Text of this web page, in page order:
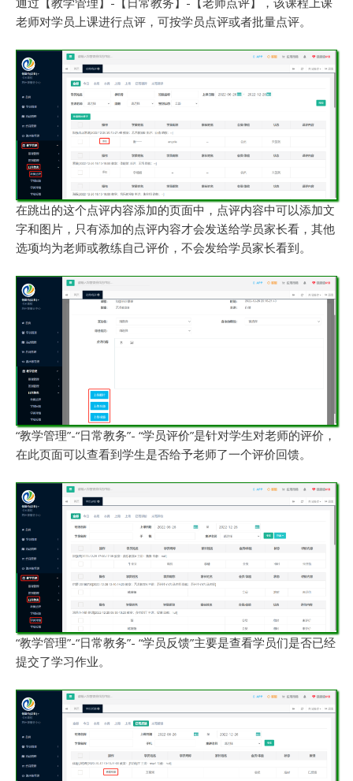
老师对学员上课进行点评，可按学员点评或者批量点评。
在跳出的这个点评内容添加的页面中，点评内容中可以添加文
字和图片，只有添加的点评内容才会发送给学员家长看，其他
选项均为老师或教练自己评价，不会发给学员家长看到。
“教学管理”-“日常教务”- “学员评价”是针对学生对老师的评价，
在此页面可以查看到学生是否给予老师了一个评价回馈。
“教学管理”-“日常教务”- “学员反馈”主要是查看学员们是否已经
提交了学习作业。